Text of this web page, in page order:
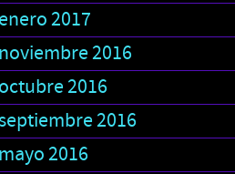
enero 2017
noviembre 2016
octubre 2016
2016
mayo 2016